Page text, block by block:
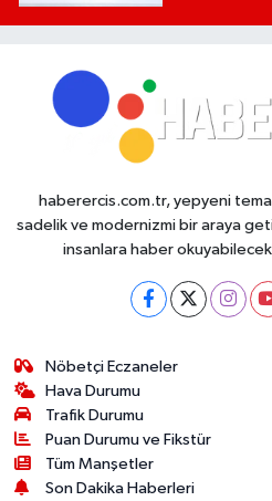
haberercis.com.tr, yepyeni
sadelik ve modernizmi bir araya
insanlara haber
Nöbetçi Eczaneler
Hava Durumu
Trafik Durumu
Puan Durumu ve Fikstür
Tüm Manşetler
Son Dakika Haberleri